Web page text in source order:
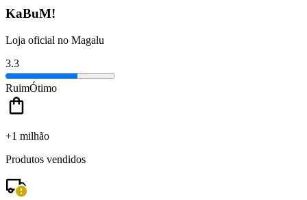
KaBuM!
Loja oficial no Magalu
3.3
RuimÓtimo
+1 milhão
Produtos vendidos